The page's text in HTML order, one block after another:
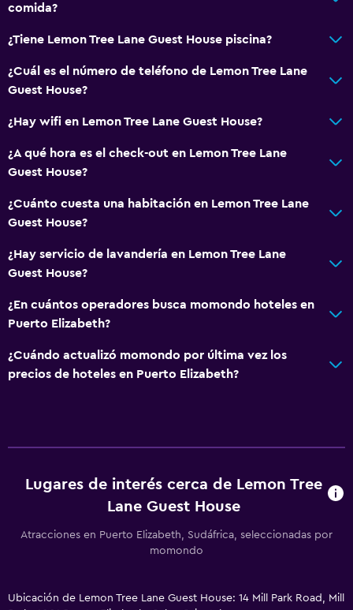
comida?
¿Tiene Lemon Tree Lane Guest House piscina?
¿Cuál es el número de teléfono de Lemon Tree Lane
Guest House?
¿Hay wifi en Lemon Tree Lane Guest House?
¿A qué hora es el check-out en Lemon Tree Lane
Guest House?
¿Cuánto cuesta una habitación en Lemon Tree Lane
Guest House?
¿Hay servicio de lavandería en Lemon Tree Lane
Guest House?
¿En cuántos operadores busca momondo hoteles en
Puerto Elizabeth?
¿Cuándo actualizó momondo por última vez los
precios de hoteles en Puerto Elizabeth?
Lugares de interés cerca de Lemon Tree
Lane Guest House
Atracciones en Puerto Elizabeth, Sudáfrica, seleccionadas por
momondo
Ubicación de Lemon Tree Lane Guest House: 14 Mill Park Road, Mill